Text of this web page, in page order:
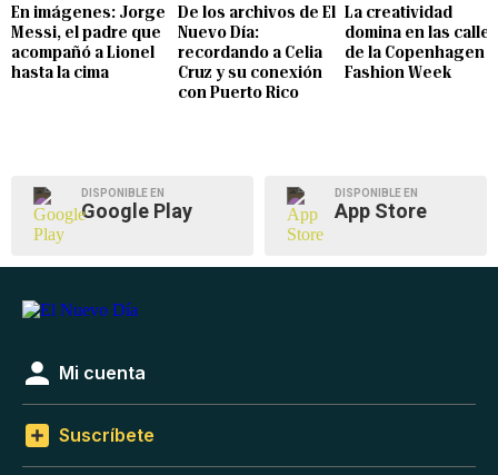
En imágenes: Jorge
Messi, el padre que
acompañó a Lionel
hasta la cima
De los archivos de El
Nuevo Día:
recordando a Celia
Cruz y su conexión
con Puerto Rico
La creatividad
domina en las calles
de la Copenhagen
Fashion Week
DISPONIBLE EN
Google Play
DISPONIBLE EN
App Store
Mi cuenta
Suscríbete